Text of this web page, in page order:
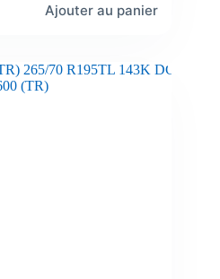
Ajouter au panier